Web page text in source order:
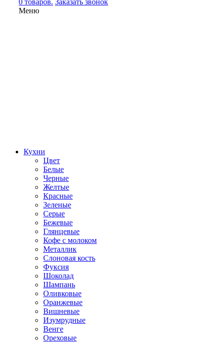
0 товаров. Заказать звонок
Меню
Кухни
Цвет
Белые
Черные
Желтые
Красные
Зеленые
Серые
Бежевые
Глянцевые
Кофе с молоком
Металлик
Слоновая кость
Фуксия
Шоколад
Шампань
Оливковые
Оранжевые
Вишневые
Изумрудные
Венге
Ореховые